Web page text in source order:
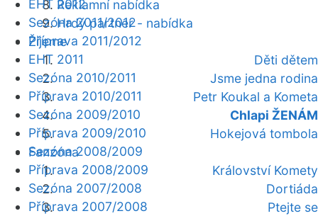
Reklamní nabídka
Hrdý partner - nabídka
Žijeme
Děti dětem
Jsme jedna rodina
Petr Koukal a Kometa
Chlapi ŽENÁM
Hokejová tombola
Fanzóna
Království Komety
Dortiáda
Ptejte se
EHT 2012
Sezóna 2011/2012
Příprava 2011/2012
EHT 2011
Sezóna 2010/2011
Příprava 2010/2011
Sezóna 2009/2010
Příprava 2009/2010
Sezóna 2008/2009
Příprava 2008/2009
Sezóna 2007/2008
Příprava 2007/2008